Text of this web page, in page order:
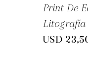
Print De
Litografía
USD